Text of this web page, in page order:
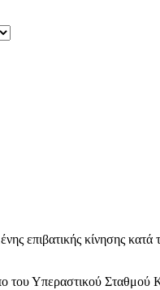
επιβατικής κίνησης
του Υπεραστικού